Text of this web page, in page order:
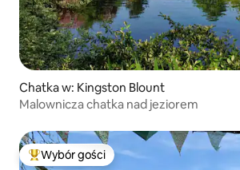
Chatka w: Kingston Blount
Malownicza chatka nad jeziorem
Najpopularniejsze z kategorii Wybór gości
Wybór gości